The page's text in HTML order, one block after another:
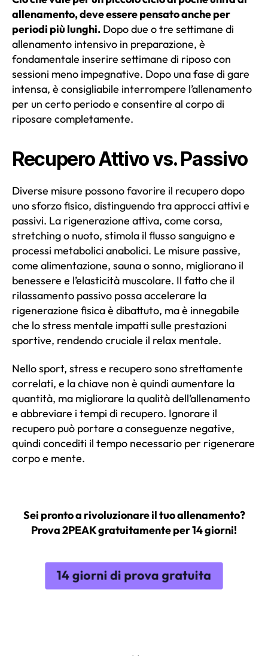
allenamento, deve essere pensato anche per
periodi più lunghi. Dopo due o tre settimane di
allenamento intensivo in preparazione, è
fondamentale inserire settimane di riposo con
sessioni meno impegnative. Dopo una fase di gare
intensa, è consigliabile interrompere l’allenamento
per un certo periodo e consentire al corpo di
riposare completamente.
Recupero Attivo vs. Passivo
Diverse misure possono favorire il recupero dopo
uno sforzo fisico, distinguendo tra approcci attivi e
passivi. La rigenerazione attiva, come corsa,
stretching o nuoto, stimola il flusso sanguigno e
processi metabolici anabolici. Le misure passive,
come alimentazione, sauna o sonno, migliorano il
benessere e l’elasticità muscolare. Il fatto che il
rilassamento passivo possa accelerare la
rigenerazione fisica è dibattuto, ma è innegabile
che lo stress mentale impatti sulle prestazioni
sportive, rendendo cruciale il relax mentale.
Nello sport, stress e recupero sono strettamente
correlati, e la chiave non è quindi aumentare la
quantità, ma migliorare la qualità dell’allenamento
e abbreviare i tempi di recupero. Ignorare il
recupero può portare a conseguenze negative,
quindi concediti il tempo necessario per rigenerare
corpo e mente.
Sei pronto a rivoluzionare il tuo allenamento?
Prova 2PEAK gratuitamente per 14 giorni!